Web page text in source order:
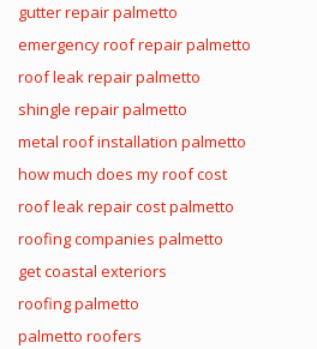
gutter repair palmetto
emergency roof repair palmetto
roof leak repair palmetto
shingle repair palmetto
metal roof installation palmetto
how much does my roof cost
roof leak repair cost palmetto
roofing companies palmetto
get coastal exteriors
roofing palmetto
palmetto roofers